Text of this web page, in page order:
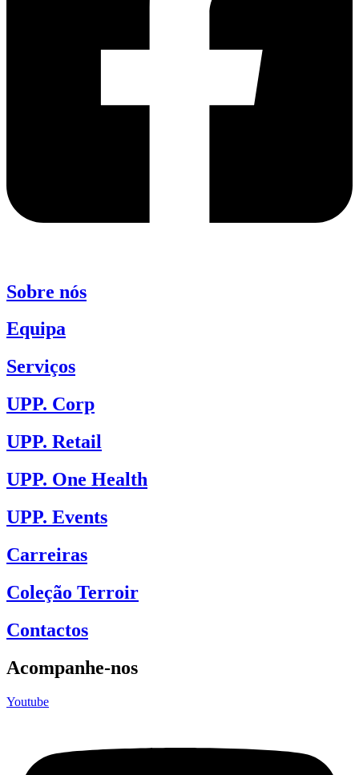
Sobre nós
Equipa
Serviços
UPP. Corp
UPP. Retail
UPP. One Health
UPP. Events
Carreiras
Coleção Terroir
Contactos
Acompanhe-nos
Youtube